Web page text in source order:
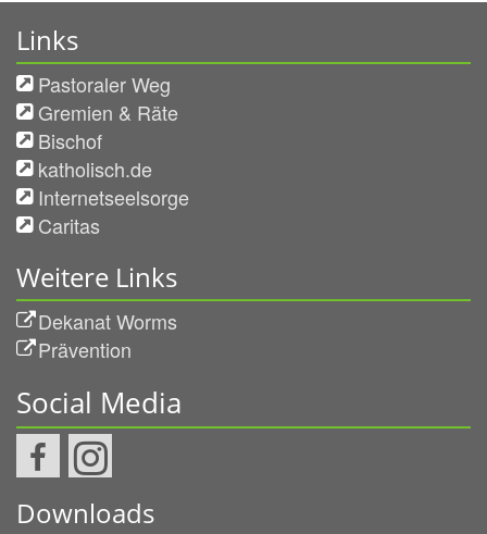
Links
Pastoraler Weg
Gremien & Räte
Bischof
katholisch.de
Internetseelsorge
Caritas
Weitere Links
Dekanat Worms
Prävention
Social Media
Downloads